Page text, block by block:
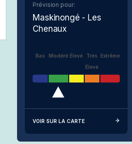
Prévision pour:
Maskinongé - Les
Chenaux
Bas Modéré Élevé
Très
Élevé
Extrême
VOIR SUR LA CARTE